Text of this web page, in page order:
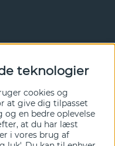
Ja tak!
teknologier
cookies og
at give dig tilpasset
en bedre oplevelse
at du har læst
i vores brug af